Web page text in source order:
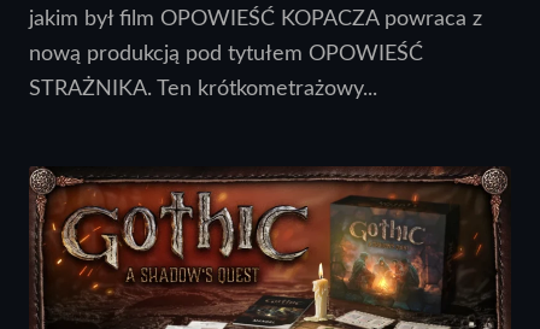
jakim był film OPOWIEŚĆ KOPACZA powraca z
nową produkcją pod tytułem OPOWIEŚĆ
STRAŻNIKA. Ten krótkometrażowy...